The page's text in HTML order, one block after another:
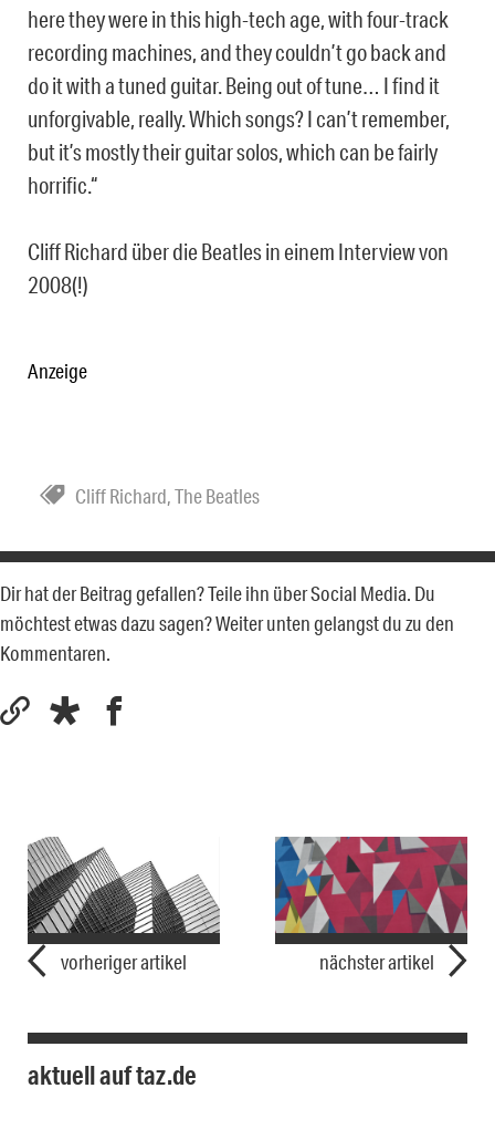
here they were in this high-tech age, with four-track
recording machines, and they couldn’t go back and
do it with a tuned guitar. Being out of tune… I find it
unforgivable, really. Which songs? I can’t remember,
but it’s mostly their guitar solos, which can be fairly
horrific.“
Cliff Richard über die Beatles in einem Interview von
2008(!)
Anzeige
Cliff Richard,The Beatles
Dir hat der Beitrag gefallen? Teile ihn über Social Media. Du
möchtest etwas dazu sagen? Weiter unten gelangst du zu den
Kommentaren.
vorheriger artikel nächster artikel
aktuell auf taz.de